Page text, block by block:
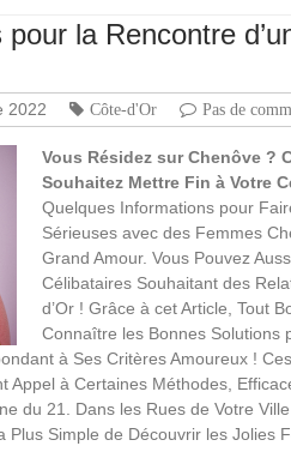
la Rencontre
2022 Côte-d'Or Pas de
Vous Résidez sur Chenôve ?
Souhaitez Mettre Fin à Votre
Quelques Informations pour
Sérieuses avec des Femmes
Grand Amour. Vous Pouvez
Célibataires Souhaitant des
d’Or ! Grâce à cet Article, Tout
Connaître les Bonnes Solutions
à Ses Critères Amoureux !
Appel à Certaines Méthodes,
du 21. Dans les Rues de Votre
Plus Simple de Découvrir les Jolies